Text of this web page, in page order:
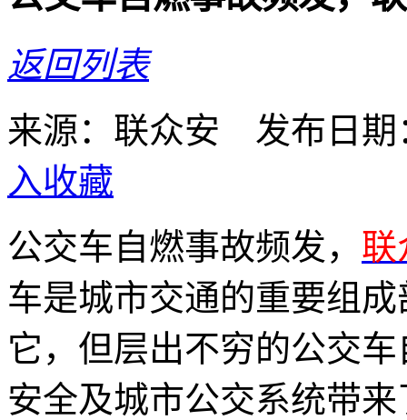
返回列表
来源：联众安 发布日
入收藏
公交车自燃事故频发， 联
车是城市交通的重要组
它，但层出不穷的公交
安全及城市公交系统带